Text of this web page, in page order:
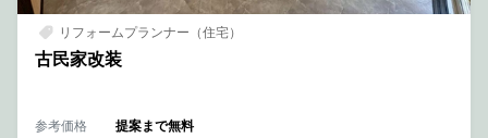
リフォームプランナー（住宅）
古民家改装
参考価格 提案まで無料